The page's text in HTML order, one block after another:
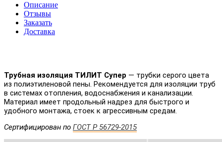
Описание
Отзывы
Заказать
Доставка
Трубная изоляция ТИЛИТ Супер — трубки серого цвета
из полиэтиленовой пены. Рекомендуется для изоляции труб
в системах отопления, водоснабжения и канализации.
Материал имеет продольный надрез для быстрого и
удобного монтажа, стоек к агрессивным средам.
Сертифицирован по ГОСТ Р 56729-2015